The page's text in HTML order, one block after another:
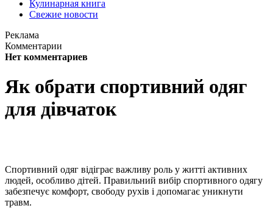
Кулинарная книга
Свежие новости
Реклама
Комментарии
Нет комментариев
Як обрати спортивний одяг
для дівчаток
Спортивний одяг відіграє важливу роль у житті активних
людей, особливо дітей. Правильний вибір спортивного одягу
забезпечує комфорт, свободу рухів і допомагає уникнути
травм.